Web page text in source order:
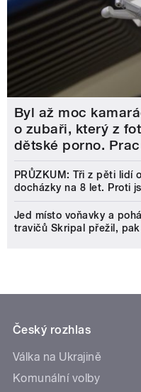
Byl až moc
o zubaři, který z
dětské porno.
PRŮZKUM: Tři z pěti lidí
docházky na 8 let. Proti
Jed místo voňavky a
travičů Skripal přežil, pak
Český rozhlas
Válka na Ukrajině
Komunální volby